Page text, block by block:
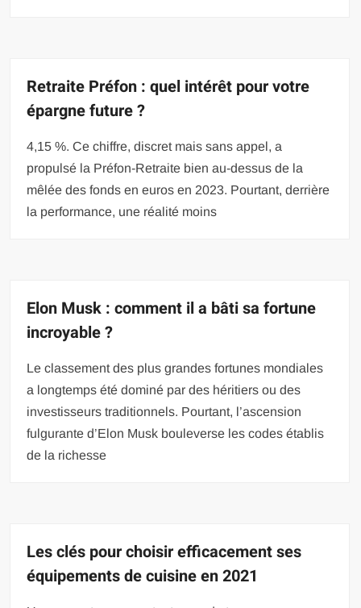
Retraite Préfon : quel intérêt pour votre
épargne future ?
4,15 %. Ce chiffre, discret mais sans appel, a
propulsé la Préfon-Retraite bien au-dessus de la
mêlée des fonds en euros en 2023. Pourtant, derrière
la performance, une réalité moins
Elon Musk : comment il a bâti sa fortune
incroyable ?
Le classement des plus grandes fortunes mondiales
a longtemps été dominé par des héritiers ou des
investisseurs traditionnels. Pourtant, l’ascension
fulgurante d’Elon Musk bouleverse les codes établis
de la richesse
Les clés pour choisir efficacement ses
équipements de cuisine en 2021